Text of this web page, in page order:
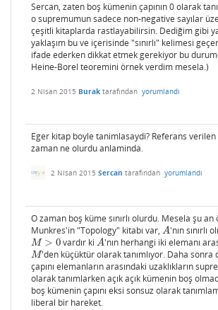
Sercan, zaten boş kümenin çapının 0 olarak
o supremumun sadece non-negative sayılar
çeşitli kitaplarda rastlayabilirsin. Dediğim gibi
yaklaşım bu ve içerisinde "sınırlı" kelimesi
ifade ederken dikkat etmek gerekiyor bu
Heine-Borel teoremini örnek verdim mesela.)
2 Nisan 2015 Burak tarafından yorumlandı
Eger kitap boyle tanimlasaydi? Referans
zaman ne olurdu anlaminda.
2 Nisan 2015 Sercan tarafından yorumlandı
O zaman boş küme sınırlı olurdu. Mesela şu an
Munkres'in "Topology" kitabı var, A
A'nın sınırlı
M > 0
M> 0 vardır ki A
A'nın herhangi iki elemanı
M
M 'den küçüktür olarak tanımlıyor. Daha sonra
çapını elemanların arasındaki uzaklıkların
olarak tanımlarken açık açık kümenin boş
boş kümenin çapını eksi sonsuz olarak
liberal bir hareket.